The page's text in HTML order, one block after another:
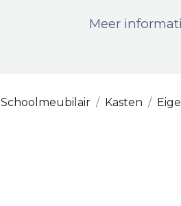
Meer
Schoolmeubilair Kasten